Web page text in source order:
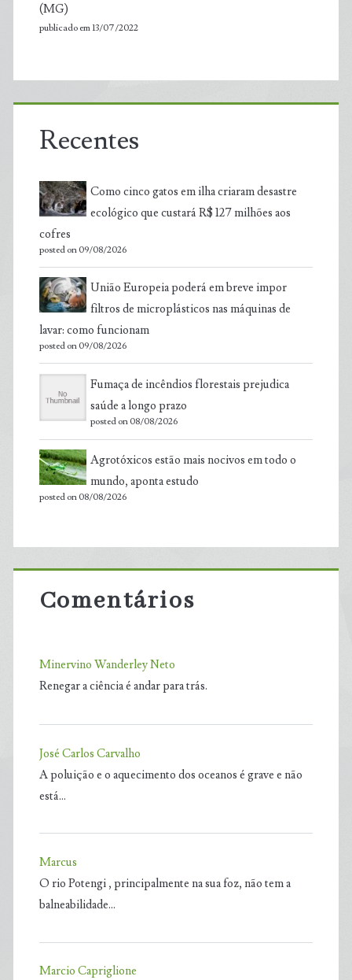
(MG)
publicado em 13/07/2022
Recentes
Como cinco gatos em ilha criaram desastre
ecológico que custará R$ 127 milhões aos
cofres
posted on 09/08/2026
União Europeia poderá em breve impor
filtros de microplásticos nas máquinas de
lavar: como funcionam
posted on 09/08/2026
Fumaça de incêndios florestais prejudica
saúde a longo prazo
posted on 08/08/2026
Agrotóxicos estão mais nocivos em todo o
mundo, aponta estudo
posted on 08/08/2026
Comentários
Minervino Wanderley Neto
Renegar a ciência é andar para trás.
José Carlos Carvalho
A poluição e o aquecimento dos oceanos é grave e não
está…
Marcus
O rio Potengi , principalmente na sua foz, não tem a
balneabilidade…
Marcio Capriglione